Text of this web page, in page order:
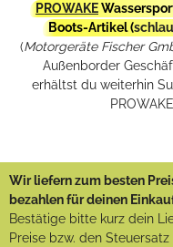
PROWAKE
Boots-Artikel (
(Motorgeräte Fischer
Außenborder
erhältst du weiterhin
Wir liefern zum besten
bezahlen für deinen
Bestätige bitte kurz dein
Preise bzw. den